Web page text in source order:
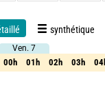
synthétique
Fiabilité 90%
Ven. 7
00h 01h 02h 03h
Ven. 7
00h 01h 02h 03h